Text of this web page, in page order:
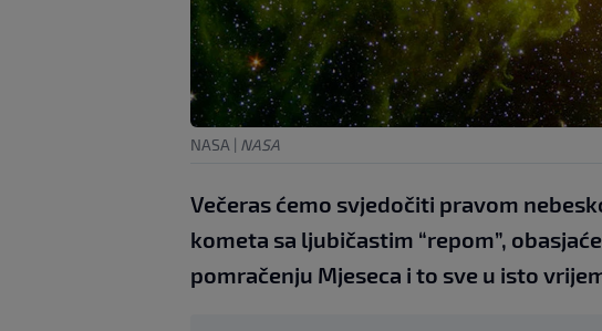
NASA | NASA
Večeras ćemo svjedočiti pravom
kometa sa ljubičastim “repom”,
pomračenju Mjeseca i to sve u isto